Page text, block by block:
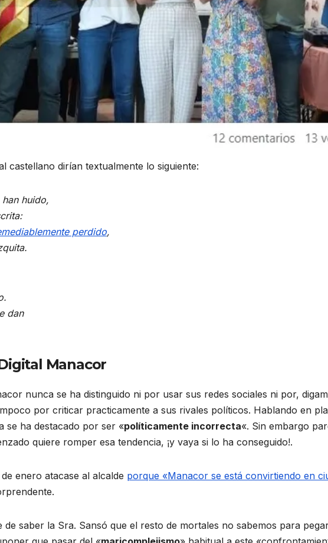
castellano dirían textualmente lo siguiente:
huido,
perdido,
dan
Manacor
nunca se ha distinguido ni por usar sus redes sociales ni por,
por criticar practicamente a sus rivales políticos. Hablando en
se ha destacado por ser «políticamente incorrecta«. Sin embargo
quiere romper esa tendencia, ¡y vaya si lo ha conseguido!.
enero atacase al alcalde porque «Manacor se está convirtiendo en
de saber la Sra. Sansó que el resto de mortales no sabemos para